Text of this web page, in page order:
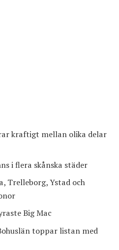
kraftigt mellan olika delar
i flera skånska städer
Trelleborg, Ystad och
Big Mac
toppar listan med